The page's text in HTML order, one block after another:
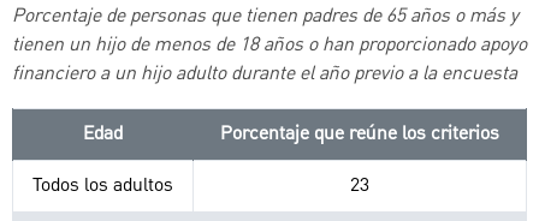
Porcentaje de personas que tienen padres de 65 años o más y
tienen un hijo de menos de 18 años o han proporcionado apoyo
financiero a un hijo adulto durante el año previo a la encuesta
Edad
Porcentaje que reúne los criterios
Todos los adultos
23